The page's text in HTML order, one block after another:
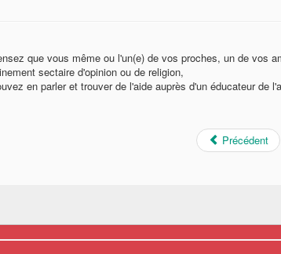
que vous même ou l'un(e) de vos proches, un de vos
sectaire d'opinion ou de religion,
en parler et trouver de l'aide auprès d'un éducateur de
Précédent